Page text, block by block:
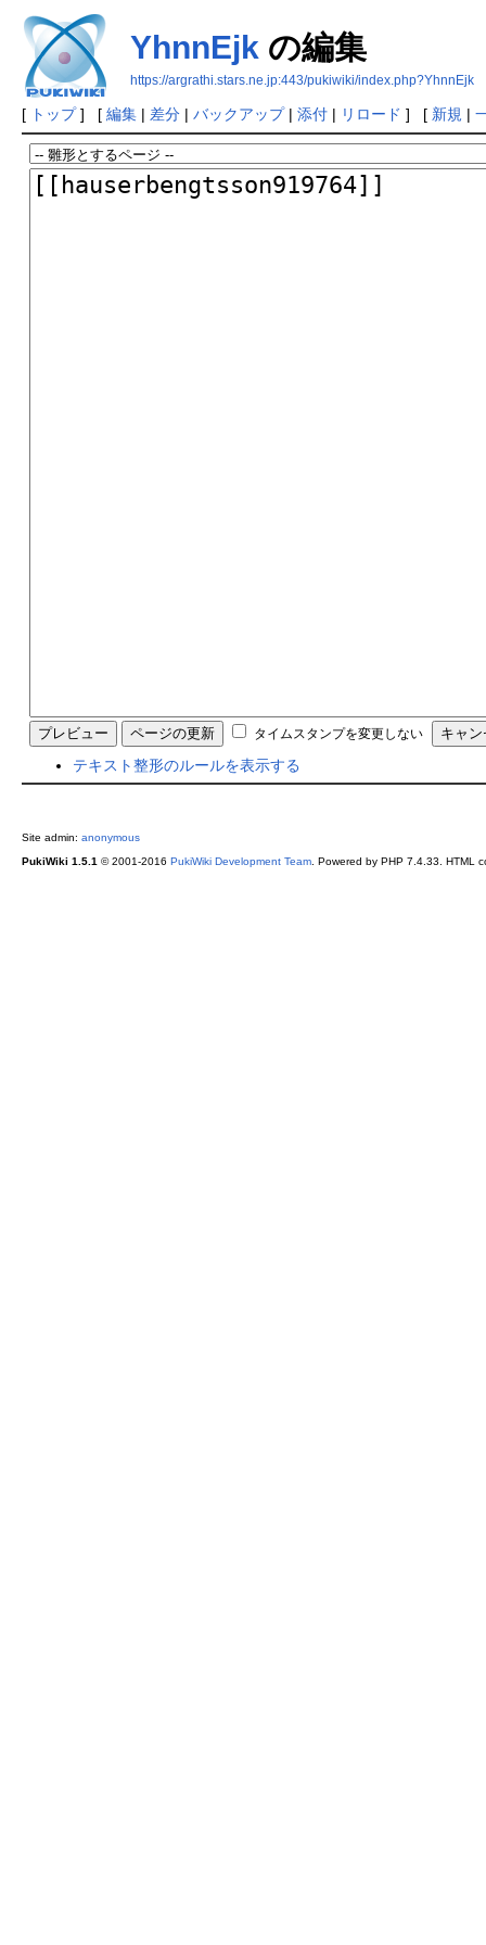
YhnnEjk の編集
https://argrathi.stars.ne.jp:443/pukiwiki/index.php?YhnnEjk
[ トップ] [ 編集| 差分| バックアップ| 添付| リロード ] [ 新規 |
タイムスタンプを変更しない
テキスト整形のルールを表示する
Site admin: anonymous
PukiWiki 1.5.1 © 2001-2016 PukiWiki Development Team. Powered by PHP 7.4.33. HTML